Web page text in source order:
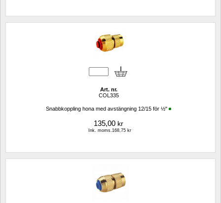
Art. nr.
COL335
Snabbkoppling hona med avstängning 12/15 för ½"
135,00 kr
Ink. moms.168,75 kr